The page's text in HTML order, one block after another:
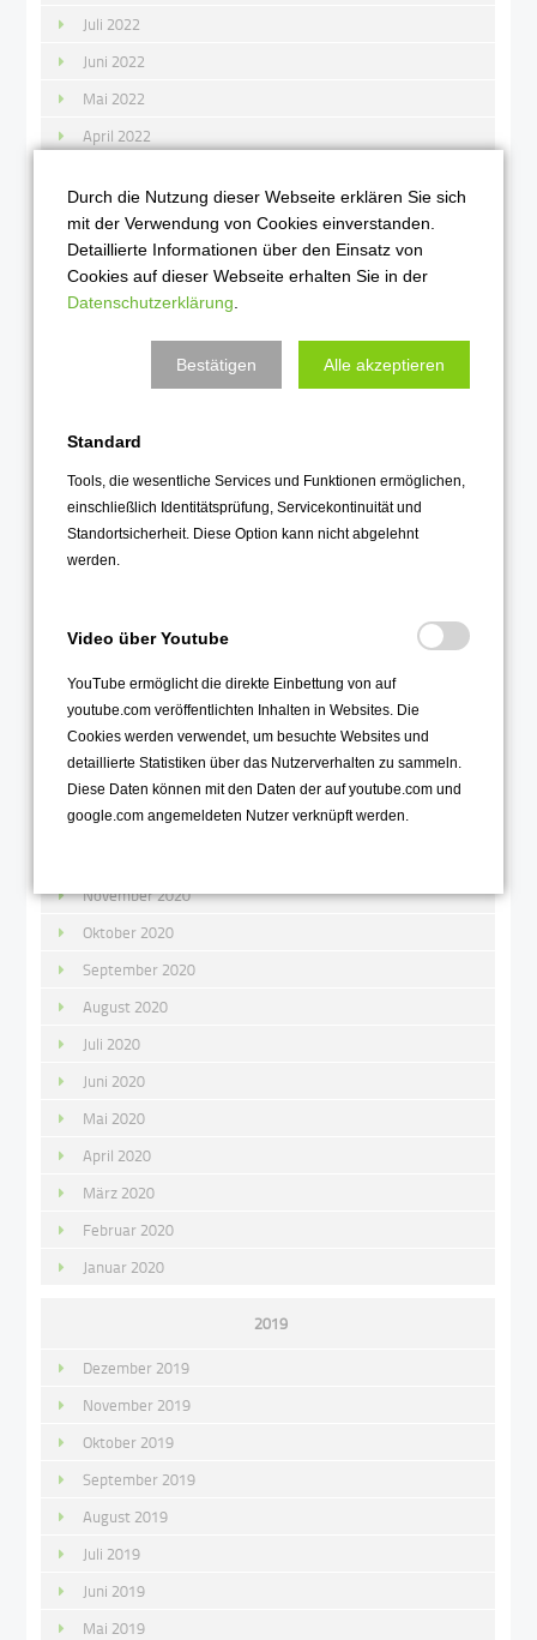
Juli 2022
Juni 2022
Mai 2022
April 2022
Februar 2022
Januar 2022
Dezember 2021
November 2021
August 2021
Juli 2021
Juni 2021
April 2021
März 2021
Februar 2021
Januar 2021
2020
November 2020
Oktober 2020
September 2020
August 2020
Juli 2020
Juni 2020
Mai 2020
April 2020
März 2020
Februar 2020
Januar 2020
2019
Dezember 2019
November 2019
Oktober 2019
September 2019
August 2019
Juli 2019
Juni 2019
Mai 2019
Durch die Nutzung dieser Webseite erklären Sie sich
mit der Verwendung von Cookies einverstanden.
Detaillierte Informationen über den Einsatz von
Cookies auf dieser Webseite erhalten Sie in der
Datenschutzerklärung
Bestätigen Alle akzeptieren
Standard
Tools, die wesentliche Services und Funktionen ermöglichen,
einschließlich Identitätsprüfung, Servicekontinuität und
Standortsicherheit. Diese Option kann nicht abgelehnt
werden.
Video über Youtube
YouTube ermöglicht die direkte Einbettung von auf
youtube.com veröffentlichten Inhalten in Websites. Die
Cookies werden verwendet, um besuchte Websites und
detaillierte Statistiken über das Nutzerverhalten zu sammeln.
Diese Daten können mit den Daten der auf youtube.com und
google.com angemeldeten Nutzer verknüpft werden.